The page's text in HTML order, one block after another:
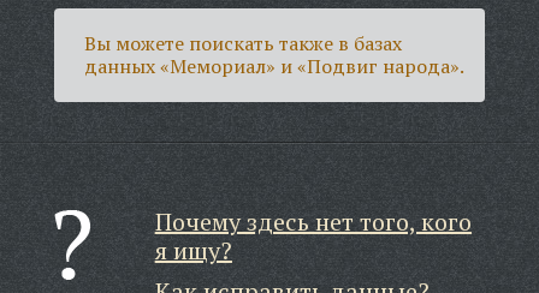
Вы можете поискать также в базах
данных «Мемориал» и «Подвиг народа».
Почему здесь нет того, кого
я ищу?